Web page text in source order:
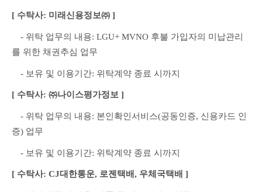
[ 수탁사: 미래신용정보㈜ ]
- 위탁 업무의 내용: LGU+ MVNO 후불 가입자의 미납관리
를 위한 채권추심 업무
- 보유 및 이용기간: 위탁계약 종료 시까지
[ 수탁사: ㈜나이스평가정보 ]
- 위탁 업무의 내용: 본인확인서비스(공동인증, 신용카드 인
증) 업무
- 보유 및 이용기간: 위탁계약 종료 시까지
[ 수탁사: CJ대한통운, 로젠택배, 우체국택배 ]